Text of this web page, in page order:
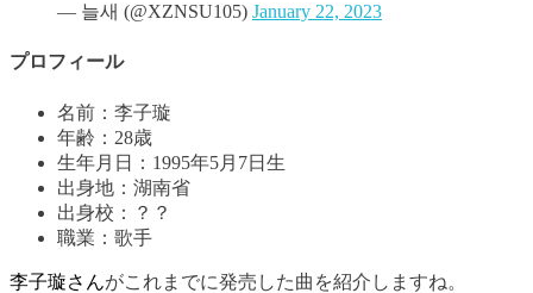
— 늘새 (@XZNSU105) January 22, 2023
プロフィール
名前：李子璇
年齢：28歳
生年月日：1995年5月7日生
出身地：湖南省
出身校：？？
職業：歌手
李子璇さんがこれまでに発売した曲を紹介しますね。